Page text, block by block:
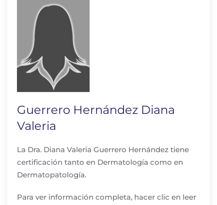
Guerrero Hernández Diana
Valeria
La Dra. Diana Valeria Guerrero Hernández tiene
certificación tanto en Dermatología como en
Dermatopatología.
Para ver información completa, hacer clic en leer